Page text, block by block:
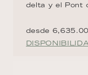
delta y el Pont
desde